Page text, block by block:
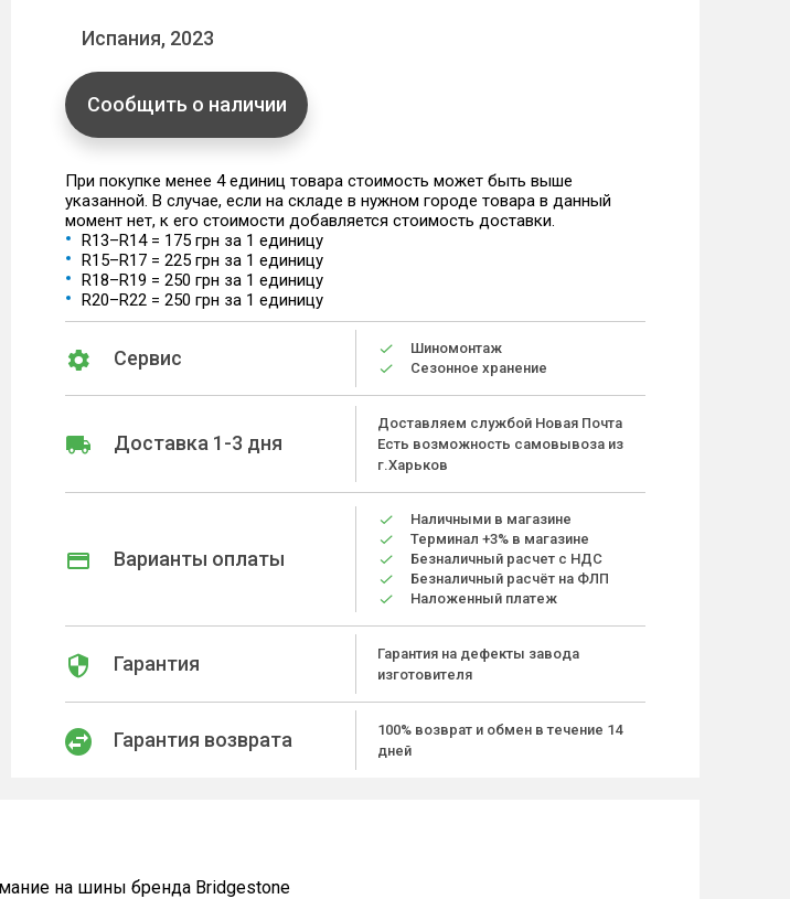
Испания, 2023
Сообщить о наличии
При покупке менее 4 единиц товара стоимость может быть выше
указанной. В случае, если на складе в нужном городе товара в данный
момент нет, к его стоимости добавляется стоимость доставки.
R13–R14 = 175 грн за 1 единицу
R15–R17 = 225 грн за 1 единицу
R18–R19 = 250 грн за 1 единицу
R20–R22 = 250 грн за 1 единицу
Сервис
Шиномонтаж
Сезонное хранение
Доставка 1-3 дня
Доставляем службой Новая Почта
Есть возможность самовывоза из
г.Харьков
Варианты оплаты
Наличными в магазине
Терминал +3% в магазине
Безналичный расчет с НДС
Безналичный расчёт на ФЛП
Наложенный платеж
Гарантия
Гарантия на дефекты завода
изготовителя
Гарантия возврата
100% возврат и обмен в течение 14
дней
на шины бренда Bridgestone